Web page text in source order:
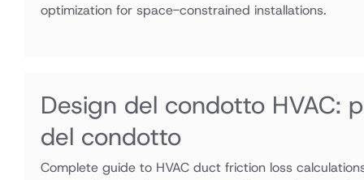
optimization for space-constrained installations.
Design del condotto HVAC:
del condotto
Complete guide to HVAC duct friction loss